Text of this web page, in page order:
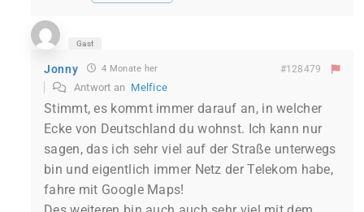
Gast
Jonny 4 Monate her #128479
Antwort an Melfice
Stimmt, es kommt immer darauf an, in welcher
Ecke von Deutschland du wohnst. Ich kann nur
sagen, das ich sehr viel auf der Straße unterwegs
bin und eigentlich immer Netz der Telekom habe,
fahre mit Google Maps!